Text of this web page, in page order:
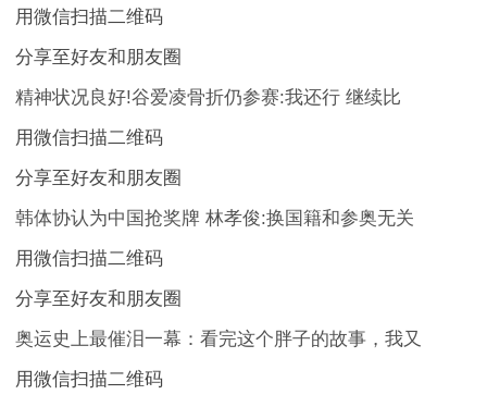
用微信扫描二维码
分享至好友和朋友圈
精神状况良好!谷爱凌骨折仍参赛:我还行 继续比
用微信扫描二维码
分享至好友和朋友圈
韩体协认为中国抢奖牌 林孝俊:换国籍和参奥无关
用微信扫描二维码
分享至好友和朋友圈
奥运史上最催泪一幕：看完这个胖子的故事，我又
用微信扫描二维码